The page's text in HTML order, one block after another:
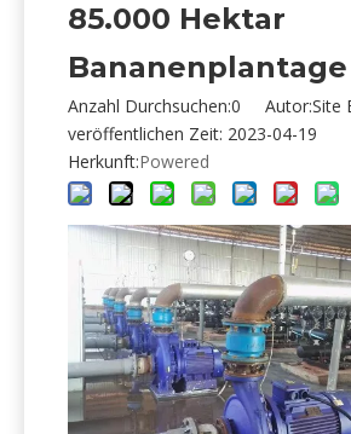
85.000 Hektar
Anzahl Durchsuchen:0 Autor:Site
veröffentlichen Zeit: 2023-04-19
Herkunft:Powered